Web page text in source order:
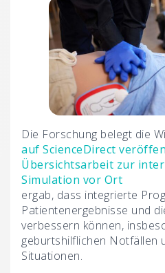
Die Forschung belegt die
auf ScienceDirect
Übersichtsarbeit zur
Simulation vor Ort
ergab, dass integrierte
Patientenergebnisse und
verbessern können,
geburtshilflichen Notfällen
Situationen.